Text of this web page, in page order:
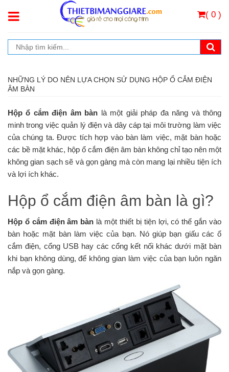
( 0 )
NHỮNG LÝ DO NÊN LỰA CHỌN SỬ DỤNG HỘP Ổ CẮM ĐIỆN
ÂM BÀN
Hộp ổ cắm điện âm bàn là một giải pháp đa năng và thông
minh trong việc quản lý điện và dây cáp tại môi trường làm việc
của chúng ta. Được tích hợp vào bàn làm việc, mặt bàn hoặc
các bề mặt khác, hộp ổ cắm điện âm bàn không chỉ tạo nên một
không gian sạch sẽ và gọn gàng mà còn mang lại nhiều tiện ích
và lợi ích khác.
Hộp ổ cắm điện âm bàn là gì?
Hộp ổ cắm điện âm bàn là một thiết bị tiện lợi, có thể gắn vào
bàn hoặc mặt bàn làm việc của bạn. Nó giúp bạn giấu các ổ
cắm điện, cổng USB hay các cổng kết nối khác dưới mặt bàn
khi bạn không dùng, để không gian làm việc của bạn luôn ngăn
nắp và gọn gàng.